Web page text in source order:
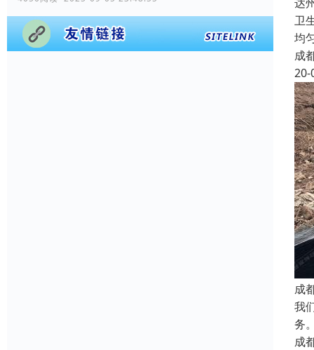
卫
均
成
20-
成
我
务
成